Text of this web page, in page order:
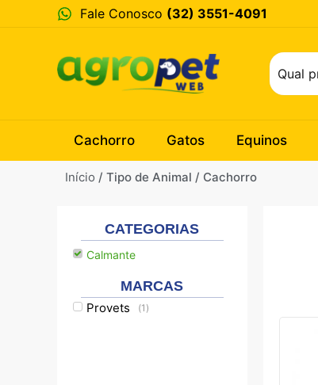
Fale Conosco (32) 3551-4091
Cachorro Gatos Equinos
Início / Tipo de Animal / Cachorro
CATEGORIAS
Calmante
MARCAS
Provets (1 )